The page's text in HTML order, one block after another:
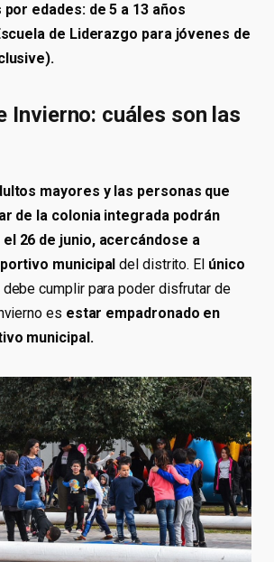
por edades: de 5 a 13 años
de Liderazgo para jóvenes de
Invierno: cuáles son las
mayores y las personas que
de la colonia integrada podrán
26 de junio, acercándose a
municipaldel distrito. El único
cumplir para poder disfrutar de
es estar empadronado en
municipal.